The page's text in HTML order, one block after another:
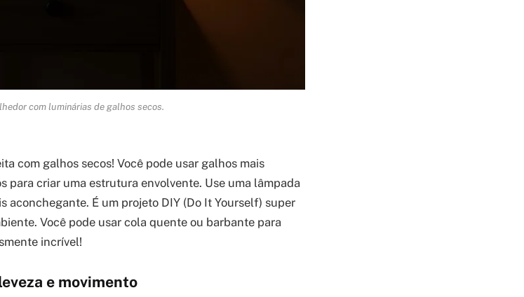
com luminárias de galhos secos.
com galhos secos! Você pode usar galhos mais
para criar uma estrutura envolvente. Use uma lâmpada
aconchegante. É um projeto DIY (Do It Yourself) super
Você pode usar cola quente ou barbante para
incrível!
e movimento